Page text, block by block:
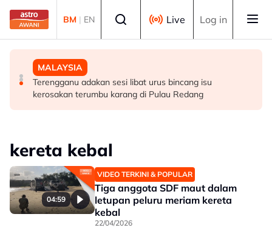
Skip to main content
BM | EN Live Log in
HIBURAN
M. Nasir pilih Aliff Aziz, Melinda Dadew hidupkan kisah
Mansur & Liu
DUNIA
Sultan Brunei titah gelaran diraja isteri Putera Abdul
Malik ditarik balik serta-merta
MALAYSIA
Terengganu adakan sesi libat urus bincang isu
kerosakan terumbu karang di Pulau Redang
kereta kebal
04:59
VIDEO TERKINI & POPULAR
Tiga anggota SDF maut dalam
letupan peluru meriam kereta
kebal
22/04/2026